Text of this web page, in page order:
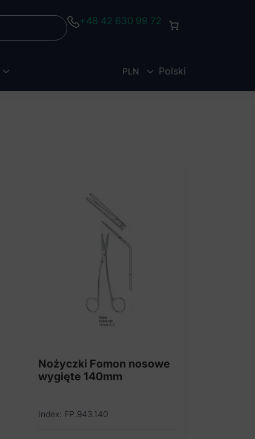
+48 42 630 99 72
PLN Polski
Nożyczki Fomon nosowe
wygięte 140mm
Index: FP.943.140